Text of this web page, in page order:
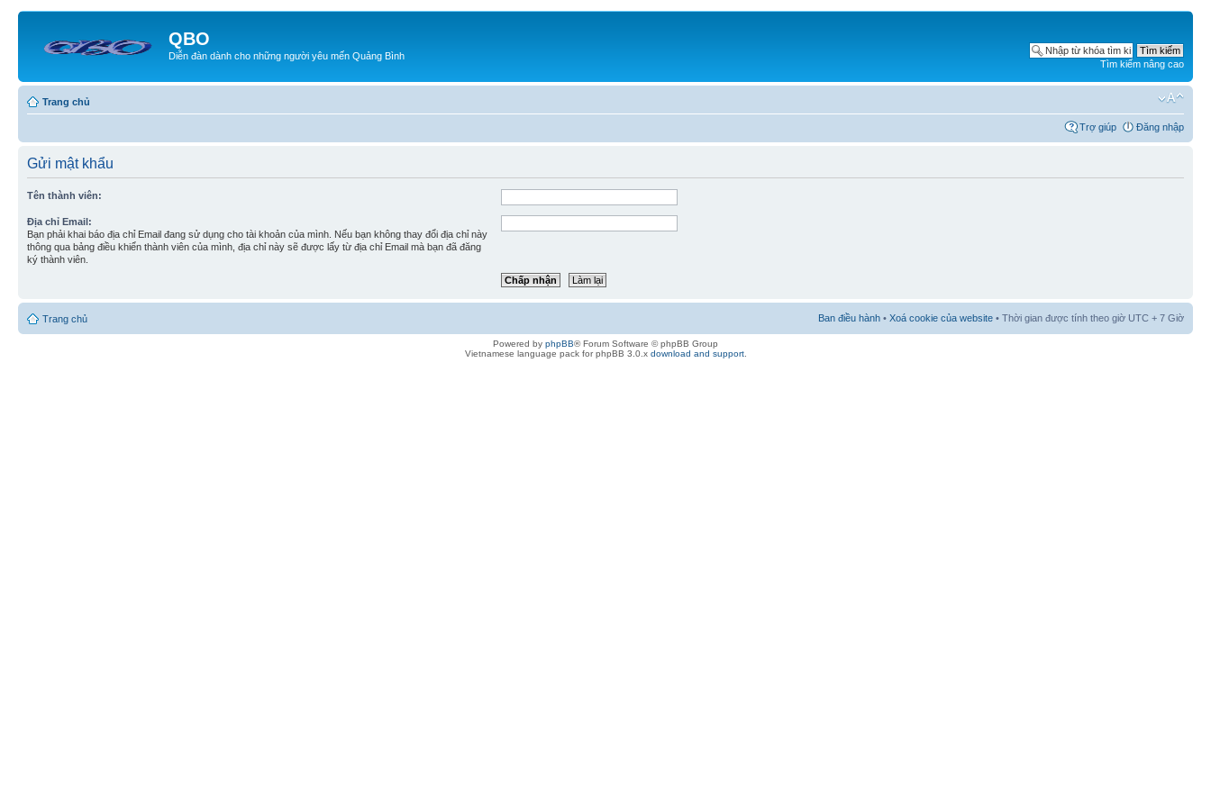
QBO
Diễn đàn dành cho những người yêu mến Quảng Bình
Tìm kiếm nâng cao
Trang chủ
Trợ giúp Đăng nhập
Gửi mật khẩu
Tên thành viên:
Địa chỉ Email:
Bạn phải khai báo địa chỉ Email đang sử dụng cho tài khoản của mình. Nếu bạn không thay đổi địa chỉ này
thông qua bảng điều khiển thành viên của mình, địa chỉ này sẽ được lấy từ địa chỉ Email mà bạn đã đăng
ký thành viên.
Trang chủ Ban điều hành • Xoá cookie của website • Thời gian được tính theo giờ UTC + 7 Giờ
Powered by phpBB® Forum Software © phpBB Group
Vietnamese language pack for phpBB 3.0.x download and support.